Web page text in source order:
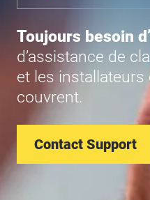
Toujours besoin
d’assistance de
et les
couvrent.
Contact Support